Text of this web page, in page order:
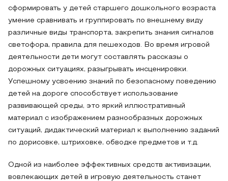
сформировать у детей старшего дошкольного возраста
умение сравнивать и группировать по внешнему виду
различные виды транспорта, закрепить знания сигналов
светофора, правила для пешеходов. Во время игровой
деятельности дети могут составлять рассказы о
дорожных ситуациях, разыгрывать инсценировки.
Успешному усвоению знаний по безопасному поведению
детей на дороге способствует использование
развивающей среды, это яркий иллюстративный
материал с изображением разнообразных дорожных
ситуаций, дидактический материал к выполнению заданий
по дорисовке, штриховке, обводке предметов и т.д.
Одной из наиболее эффективных средств активизации,
вовлекающих детей в игровую деятельность станет